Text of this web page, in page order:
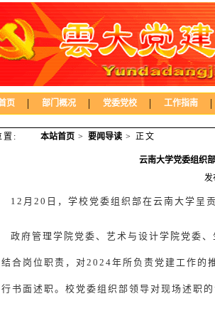
页 | 部门概况 | 党委党校 | 工作指南 |
置: 本站首页> 要闻导读> 正文
云南大学党委组织
发
12 月 20 日，学校党委组织部在云南大学呈
政府管理学院党委、艺术与设计学院党委
合岗位职责，对2024年所负责党建工作的
行书面述职。校党委组织部领导对现场述职